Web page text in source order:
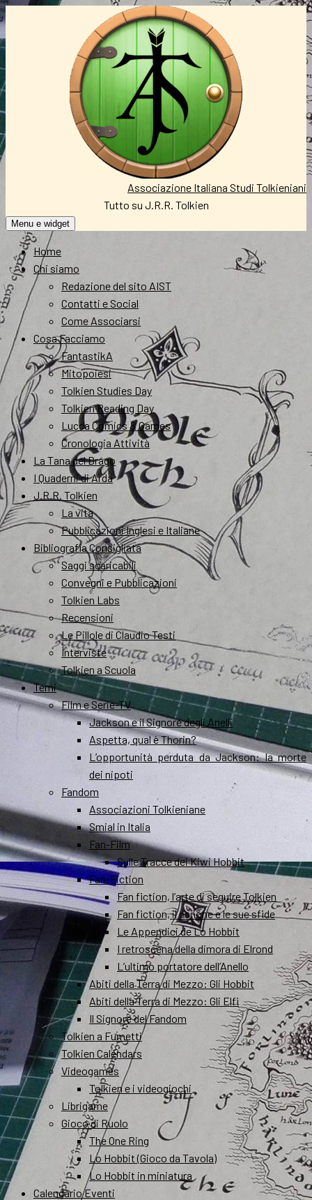
Vai
contenuto
Associazione Italiana Studi Tolkieniani
Tutto su J.R.R. Tolkien
Menu e widget
Home
Chi siamo
Redazione del sito AIST
Contatti e Social
Come Associarsi
Cosa Facciamo
FantastikA
Mitopoiesi
Tolkien Studies Day
Tolkien Reading Day
Lucca Comics & Games
Cronologia Attività
La Tana del Drago
I Quaderni di Arda
J.R.R. Tolkien
La vita
Pubblicazioni Inglesi e Italiane
Bibliografia Consigliata
Saggi scaricabili
Convegni e Pubblicazioni
Tolkien Labs
Recensioni
Le Pillole di Claudio Testi
Interviste
Tolkien a Scuola
Temi
Film e Serie-TV
Jackson e il Signore degli Anelli
Aspetta, qual è Thorin?
L’opportunità perduta da Jackson: la morte
dei nipoti
Fandom
Associazioni Tolkieniane
Smial in Italia
Fan-Film
Sulle Tracce dei Kiwi Hobbit
Fan-Fiction
Fan fiction, l’arte di seguire Tolkien
Fan fiction, il canone e le sue sfide
Le Appendici de Lo Hobbit
I retroscena della dimora di Elrond
L’ultimo portatore dell’Anello
Abiti della Terra di Mezzo: Gli Hobbit
Abiti della Terra di Mezzo: Gli Elfi
Il Signore del Fandom
Tolkien a Fumetti
Tolkien Calendars
Videogames
Tolkien e i videogiochi
Librigame
Gioco di Ruolo
The One Ring
Lo Hobbit (Gioco da Tavola)
Lo Hobbit in miniatura
Calendario Eventi